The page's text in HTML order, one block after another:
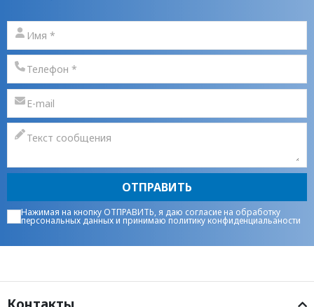
ОТПРАВИТЬ
Нажимая на кнопку ОТПРАВИТЬ, я даю согласие на обработку
персональных данныхи принимаюполитику конфиденциальаности